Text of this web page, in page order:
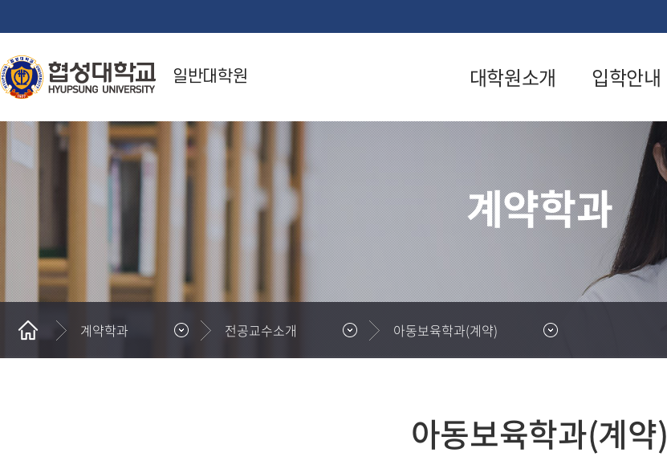
일반대학원 대학원소개
대학원장인사말
교육목적
연혁
요람
학칙·시행세칙
교학팀
조직도
찾아오시는길
입학안내
일반학과입
학안내
계약학과입
학안내
산업안전보
건학과입학
안내
계약학과
계약학과 전공교수소개 아동보육학과(계약)
아동보육학과(계약)